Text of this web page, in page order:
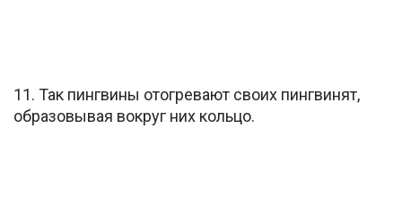
11. Так пингвины отогревают своих пингвинят,
образовывая вокруг них кольцо.